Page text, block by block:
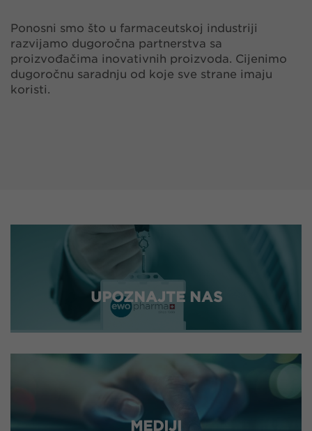
Ponosni smo što u farmaceutskoj industriji
razvijamo dugoročna partnerstva sa
proizvođačima inovativnih proizvoda. Cijenimo
dugoročnu saradnju od koje sve strane imaju
koristi.
UPOZNAJTE NAS
MEDIJI